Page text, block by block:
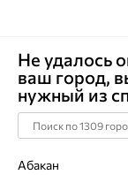
Главная Каталог
Серьги,
0000-
Артикул:
Не удалось
ваш город,
нужный из
Абакан